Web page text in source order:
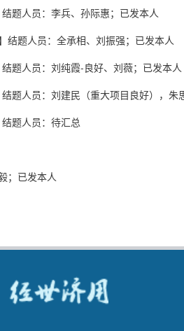
题人员：李兵、孙际惠；已发本人
结题人员：全承相、刘振强；已发本人
题人员：刘纯霞-良好、刘薇；已发本人
题人员：刘建民（重大项目良好），朱
题人员：待汇总
；已发本人